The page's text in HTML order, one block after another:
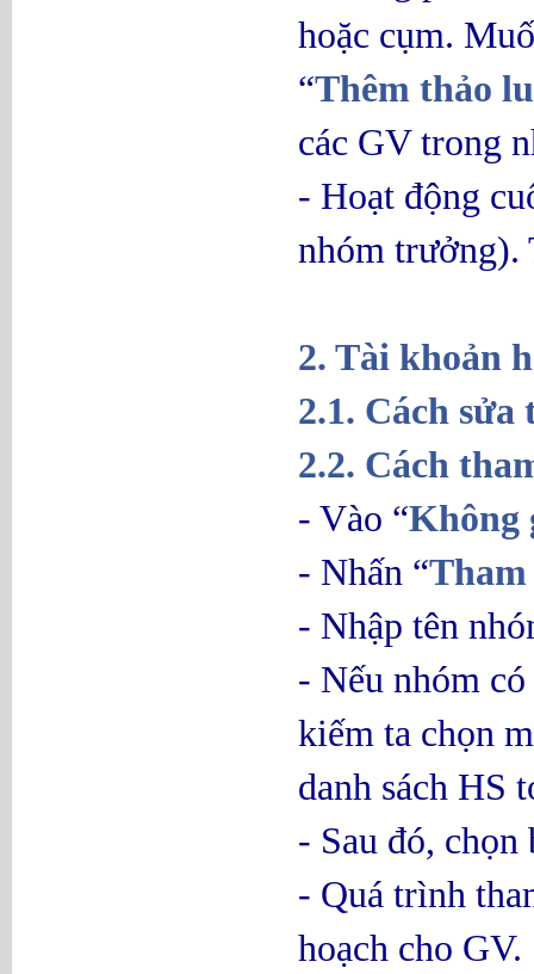
hoặc cụm.
“Thêm thảo
các GV trong
- Hoạt động
nhóm trưởng).
2. Tài khoản
2.1. Cách
2.2. Cách
- Vào “Không
- Nhấn “Tham
- Nhập tên
- Nếu nhóm
kiếm ta chọn
danh sách HS
- Sau đó, chọn
- Quá trình
hoạch cho GV.